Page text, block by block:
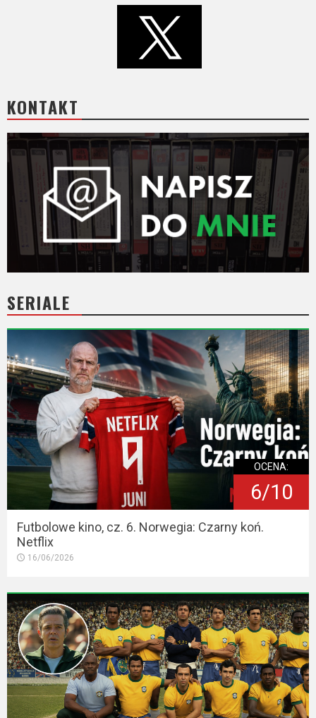
KONTAKT
SERIALE
OCENA:
6/10
Futbolowe kino, cz. 6. Norwegia: Czarny koń.
Netflix
16/06/2026